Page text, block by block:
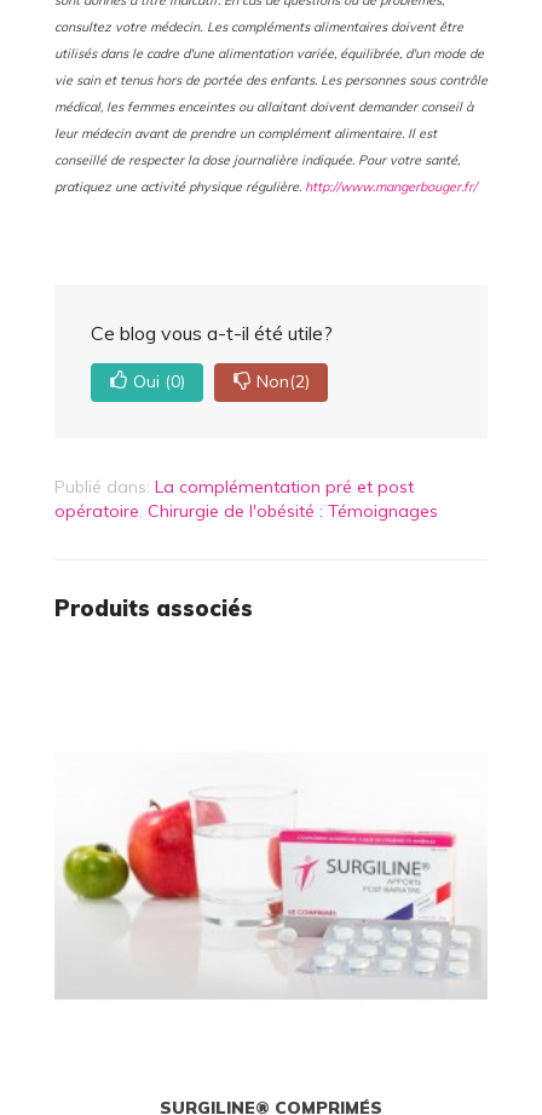
consultez votre médecin. Les compléments alimentaires doivent être
utilisés dans le cadre d'une alimentation variée, équilibrée, d'un mode de
vie sain et tenus hors de portée des enfants. Les personnes sous contrôle
médical, les femmes enceintes ou allaitant doivent demander conseil à
leur médecin avant de prendre un complément alimentaire. Il est
conseillé de respecter la dose journalière indiquée. Pour votre santé,
pratiquez une activité physique régulière. http://www.mangerbouger.fr/
Ce blog vous a-t-il été utile?
Oui (0) Non(2)
Publié dans: La complémentation pré et post
opératoire, Chirurgie de l'obésité : Témoignages
Produits associés
SURGILINE® COMPRIMÉS